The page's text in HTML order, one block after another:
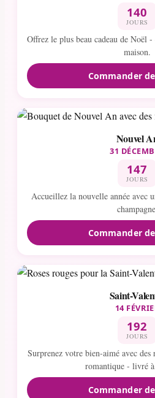
140
JOURS
Offrez le plus beau cadeau de Noël
maison.
Commander
Nouvel
31
147
JOURS
Accueillez la nouvelle année avec
Commander
Saint-
14
192
JOURS
Surprenez votre bien-aimé avec des
romantique - livré
Commander